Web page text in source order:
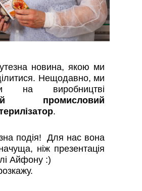
новина, якою ми
Нещодавно, ми
на виробництві
промисловий
.
подія! Для нас вона
ніж презентація
Айфону :)